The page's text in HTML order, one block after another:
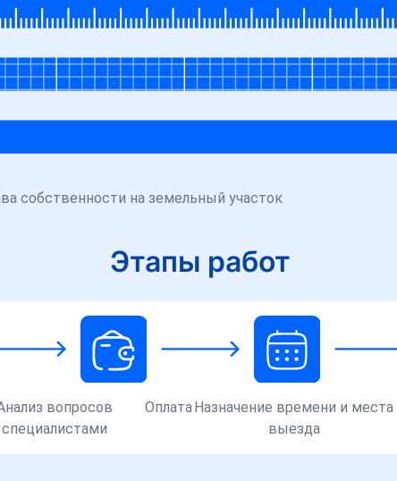
собственности на земельный участок
Этапы работ
вопросов
специалистами
ОплатаНазначение времени и места
выезда